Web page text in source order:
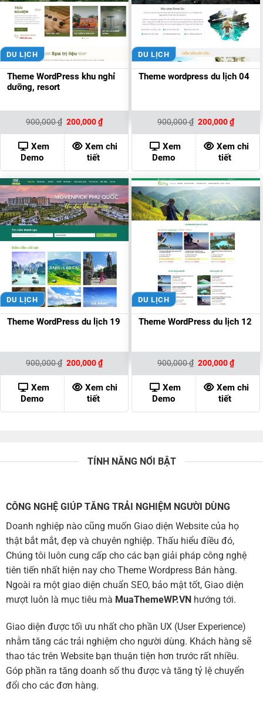
DU LỊCH
Theme WordPress khu nghỉ
dưỡng, resort
900,000₫ Giá
là:
900,000 ₫.
200,000₫Giá
hiện
tại
là:
200,000 ₫.
Xem
Demo
Xem chi
tiết
DU LỊCH
Theme wordpress du lịch 04
900,000₫ Giá
là:
900,000 ₫.
200,000₫Giá
hiện
tại
là:
Xem
Demo
Xem chi
tiết
DU LỊCH
Theme WordPress du lịch 19
900,000₫ Giá
gốc
là:
900,000 ₫.
200,000₫Giá
hiện
tại
là:
200,000 ₫.
Xem
Demo
Xem chi
tiết
DU LỊCH
Theme WordPress du lịch 12
900,000₫ Giá
gốc
là:
900,000 ₫.
200,000₫Giá
hiện
tại
là:
Xem
Demo
Xem chi
tiết
TÍNH NĂNG NỔI BẬT
CÔNG NGHỆ GIÚP TĂNG TRẢI NGHIỆM NGƯỜI DÙNG
Doanh nghiệp nào cũng muốn Giao diện Website của họ
thật bắt mắt, đẹp và chuyên nghiệp. Thấu hiểu điều đó,
Chúng tôi luôn cung cấp cho các bạn giải pháp công nghệ
tiên tiến nhất hiện nay cho Theme Wordpress Bán hàng.
Ngoài ra một giao diện chuẩn SEO, bảo mật tốt, Giao diện
mượt luôn là mục tiêu mà MuaThemeWP.VN hướng tới.
Giao diện được tối ưu nhất cho phần UX (User Experience)
nhằm tăng các trải nghiệm cho người dùng. Khách hàng sẽ
thao tác trên Website bạn thuận tiện hơn trước rất nhiều.
Góp phần ra tăng doanh số thu được và tăng tỷ lệ chuyển
đổi cho các đơn hàng.